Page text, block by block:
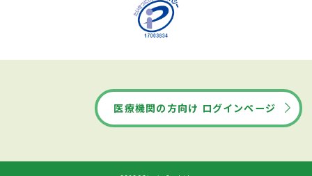
医療機関の方向け ログインページ